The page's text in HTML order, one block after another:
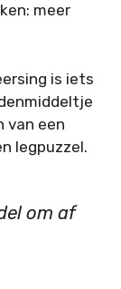
meer
is iets
van een
legpuzzel.
om af